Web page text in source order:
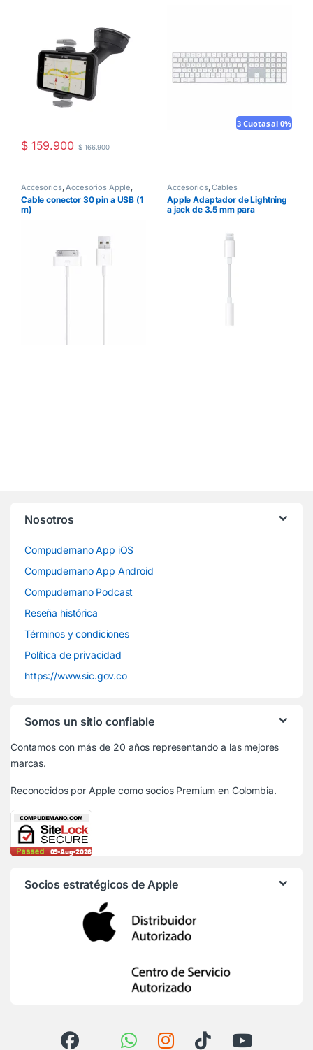
$159.900 $166.900
3 Cuotas al 0%
Accesorios,Accesorios Apple,
Adaptadores Cables
Cable conector 30 pin a USB (1
m)
Accesorios,Cables
Apple Adaptador de Lightning
a jack de 3.5 mm para
Nosotros
Compudemano App iOS
Compudemano App Android
Compudemano Podcast
Reseña histórica
Términos y condiciones
Política de privacidad
https://www.sic.gov.co
Somos un sitio confiable
Contamos con más de 20 años representando a las mejores
marcas.
Reconocidos por Apple como socios Premium en Colombia.
Socios estratégicos de Apple